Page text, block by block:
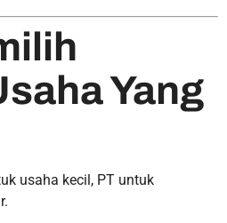
Yang
usaha kecil, PT untuk